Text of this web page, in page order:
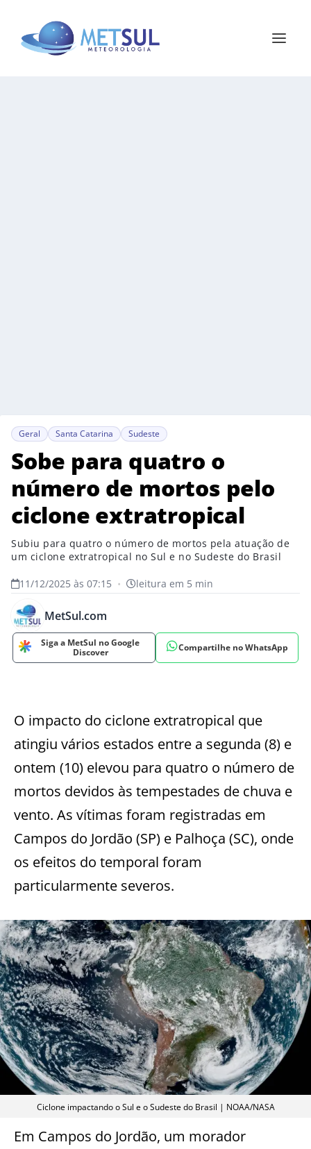
Geral Santa Catarina Sudeste
Sobe para quatro o
número de mortos pelo
ciclone extratropical
Subiu para quatro o número de mortos pela atuação de
um ciclone extratropical no Sul e no Sudeste do Brasil
11/12/2025 às 07:15 • leitura em 5 min
MetSul.com
Siga a MetSul no Google
Discover
Compartilhe no WhatsApp
O impacto do ciclone extratropical que
atingiu vários estados entre a segunda (8) e
ontem (10) elevou para quatro o número de
mortos devidos às tempestades de chuva e
vento. As vítimas foram registradas em
Campos do Jordão (SP) e Palhoça (SC), onde
os efeitos do temporal foram
particularmente severos.
Ciclone impactando o Sul e o Sudeste do Brasil | NOAA/NASA
Em Campos do Jordão, um morador